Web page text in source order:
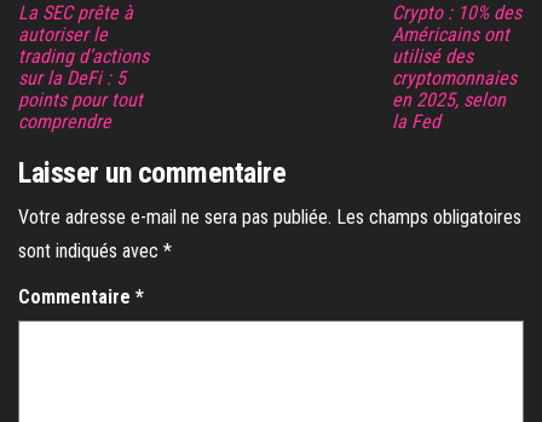
La SEC prête à
autoriser le
trading d’actions
sur la DeFi : 5
points pour tout
comprendre
Crypto : 10% des
Américains ont
utilisé des
cryptomonnaies
en 2025, selon
la Fed
Laisser un commentaire
Votre adresse e-mail ne sera pas publiée. Les champs obligatoires
sont indiqués avec *
Commentaire *